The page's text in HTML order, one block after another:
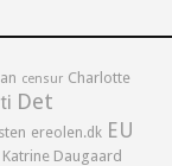
censur Charlotte
Det
ereolen.dk EU
Katrine Daugaard